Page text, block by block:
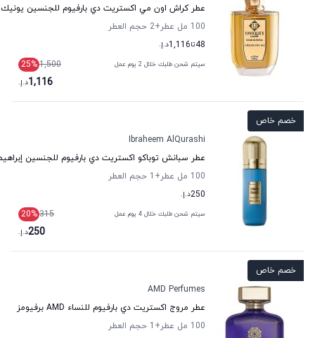
عطر كراش اون مي اكستريت دي بارفيوم للجنسين يونيك
100 مل عطر
+2
حجم العطر
48تا1,116د.إ.
سيتم شحن طلبك خلال 2 يوم عمل 1,500
25%
1,116د.إ.
خصم خاص
Ibraheem AlQurashi
عطر سبانش توباكو اكستريت دي بارفيوم للجنسين
100 مل عطر
+1
حجم العطر
250د.إ.
سيتم شحن طلبك خلال 4 يوم عمل 315
20%
250د.إ.
خصم خاص
AMD Perfumes
عطر مروج اكستريت دي بارفيوم للنساء AMD برفيومز
100 مل عطر
+1
حجم العطر